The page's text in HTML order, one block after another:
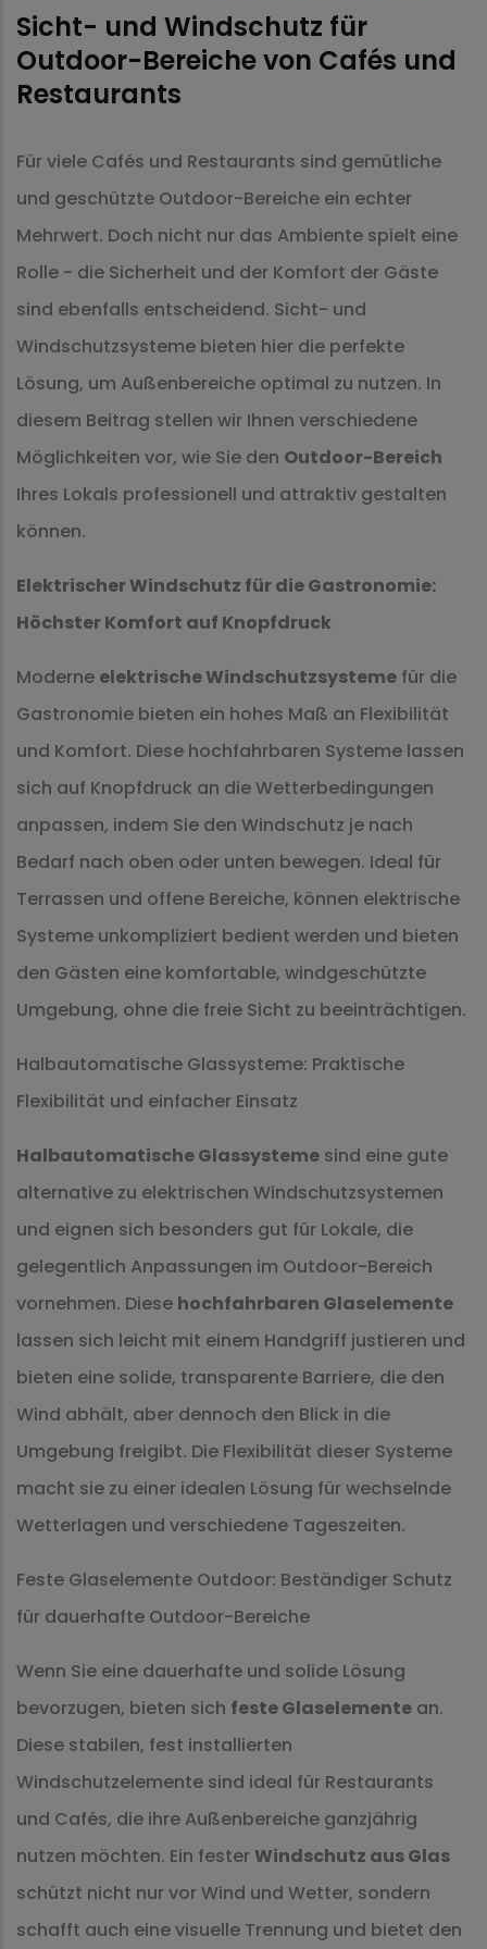
Sicht- und Windschutz für
Outdoor-Bereiche von Cafés und
Restaurants
Für viele Cafés und Restaurants sind gemütliche
und geschützte Outdoor-Bereiche ein echter
Mehrwert. Doch nicht nur das Ambiente spielt eine
Rolle - die Sicherheit und der Komfort der Gäste
sind ebenfalls entscheidend. Sicht- und
Windschutzsysteme bieten hier die perfekte
Lösung, um Außenbereiche optimal zu nutzen. In
diesem Beitrag stellen wir Ihnen verschiedene
Möglichkeiten vor, wie Sie den Outdoor-Bereich
Ihres Lokals professionell und attraktiv gestalten
können.
Elektrischer Windschutz für die Gastronomie:
Höchster Komfort auf Knopfdruck
Moderne elektrische Windschutzsysteme für die
Gastronomie bieten ein hohes Maß an Flexibilität
und Komfort. Diese hochfahrbaren Systeme lassen
sich auf Knopfdruck an die Wetterbedingungen
anpassen, indem Sie den Windschutz je nach
Bedarf nach oben oder unten bewegen. Ideal für
Terrassen und offene Bereiche, können elektrische
Systeme unkompliziert bedient werden und bieten
den Gästen eine komfortable, windgeschützte
Umgebung, ohne die freie Sicht zu beeinträchtigen.
Halbautomatische Glassysteme: Praktische
Flexibilität und einfacher Einsatz
Halbautomatische Glassysteme sind eine gute
alternative zu elektrischen Windschutzsystemen
und eignen sich besonders gut für Lokale, die
gelegentlich Anpassungen im Outdoor-Bereich
vornehmen. Diese hochfahrbaren Glaselemente
lassen sich leicht mit einem Handgriff justieren und
bieten eine solide, transparente Barriere, die den
Wind abhält, aber dennoch den Blick in die
Umgebung freigibt. Die Flexibilität dieser Systeme
macht sie zu einer idealen Lösung für wechselnde
Wetterlagen und verschiedene Tageszeiten.
Feste Glaselemente Outdoor: Beständiger Schutz
für dauerhafte Outdoor-Bereiche
Wenn Sie eine dauerhafte und solide Lösung
bevorzugen, bieten sich feste Glaselemente an.
Diese stabilen, fest installierten
Windschutzelemente sind ideal für Restaurants
und Cafés, die ihre Außenbereiche ganzjährig
nutzen möchten. Ein festerWindschutz aus Glas
schützt nicht nur vor Wind und Wetter, sondern
schafft auch eine visuelle Trennung und bietet den